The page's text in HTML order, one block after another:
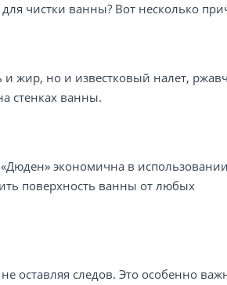
чистки ванны? Вот несколько
и жир, но и известковый налет,
стенках ванны.
экономична в
поверхность ванны от любых
оставляя следов. Это особенно